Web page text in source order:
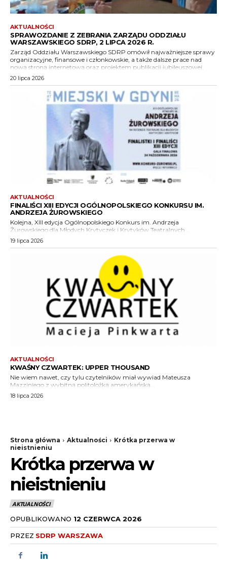
AKTUALNOŚCI
SPRAWOZDANIE Z ZEBRANIA ZARZĄDU ODDZIAŁU
WARSZAWSKIEGO SDRP, 2 LIPCA 2026 R.
Zarząd Oddziału Warszawskiego SDRP omówił najważniejsze sprawy
organizacyjne, finansowe i członkowskie, a także dalsze prace nad
nową stroną internetową oraz projektem publikacji jubileuszowej.
20 lipca 2026
AKTUALNOŚCI
FINALIŚCI XIII EDYCJI OGÓLNOPOLSKIEGO KONKURSU IM.
ANDRZEJA ŻUROWSKIEGO
Kolejna, XIII edycja Ogólnopolskiego Konkurs im. Andrzeja
Żurowskiego dla Młodych Krytyczek i Krytyków Teatralnych...
19 lipca 2026
AKTUALNOŚCI
KWAŚNY CZWARTEK: UPPER THOUSAND
Nie wiem nawet, czy tylu czytelników miał wywiad Mateusza
Mazziniego z wybitną politolożką amerykańską...
18 lipca 2026